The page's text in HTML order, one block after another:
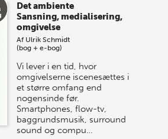
Det ambiente
Sansning, medialisering,
omgivelse
Af Ulrik Schmidt
(bog + e-bog)
Vi lever i en tid, hvor
omgivelserne iscenesættes i
et større omfang end
nogensinde før.
Smartphones, flow-tv,
baggrundsmusik, surround
sound og compu…